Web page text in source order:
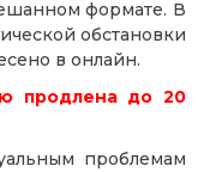
формате. В
обстановки
в онлайн.
продлена до 20
проблемам